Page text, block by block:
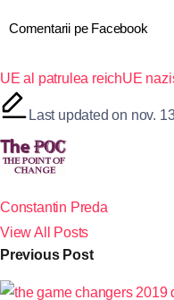
Comentarii pe Facebook
UE al patrulea reichUE
Last updated on nov.
Constantin Preda
View All Posts
Previous Post